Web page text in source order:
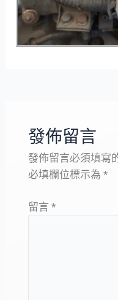
發佈留言
發佈留言必須填寫
必填欄位標示為 *
留言 *